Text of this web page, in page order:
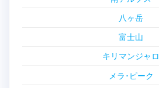
八ヶ岳
富士山
キリマンジャロ
メラ･ピーク